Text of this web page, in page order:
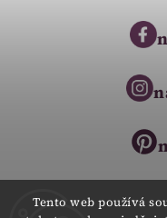
Tento web používá